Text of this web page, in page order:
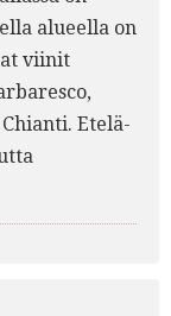
alueella on
viinit
Etelä-